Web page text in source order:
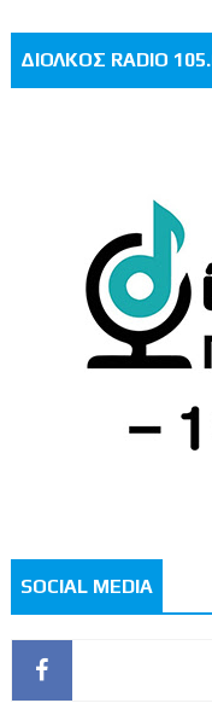
ΔΙΟΛΚΟΣ RADIO
SOCIAL MEDIA